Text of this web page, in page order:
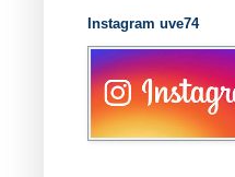
Instagram uve74